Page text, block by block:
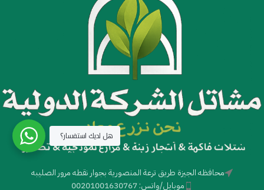
محافظه الجيزة طريق ترعة المنصورية بجوار نقطه مرور الصليبه
موبايل/واتس: 00201001630767
هل لديك استفسار؟